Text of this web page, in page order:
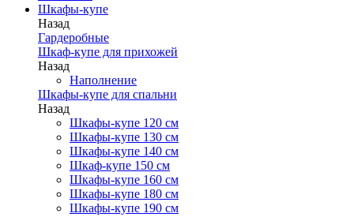
Шкафы-купе
Назад
Гардеробные
Шкаф-купе для прихожей
Назад
Наполнение
Шкафы-купе для спальни
Назад
Шкафы-купе 120 см
Шкафы-купе 130 см
Шкафы-купе 140 см
Шкаф-купе 150 см
Шкафы-купе 160 см
Шкафы-купе 180 см
Шкафы-купе 190 см